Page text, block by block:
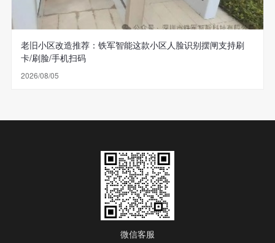
老旧小区改造推荐：铁军智能这款小区人脸识别摆闸支持刷
卡/刷脸/手机扫码
2026/08/05
微信客服